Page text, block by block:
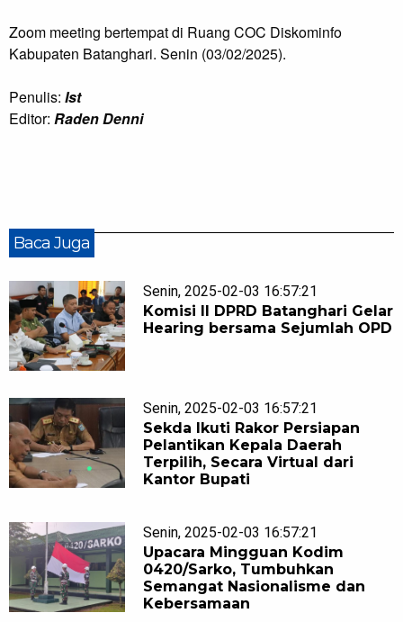
Zoom meeting bertempat di Ruang COC Diskominfo
Kabupaten Batanghari. Senin (03/02/2025).
Penulis: Ist
Editor: Raden Denni
Baca Juga
Senin, 2025-02-03 16:57:21
Komisi II DPRD Batanghari Gelar
Hearing bersama Sejumlah OPD
Senin, 2025-02-03 16:57:21
Sekda Ikuti Rakor Persiapan
Pelantikan Kepala Daerah
Terpilih, Secara Virtual dari
Kantor Bupati
Senin, 2025-02-03 16:57:21
Upacara Mingguan Kodim
0420/Sarko, Tumbuhkan
Semangat Nasionalisme dan
Kebersamaan